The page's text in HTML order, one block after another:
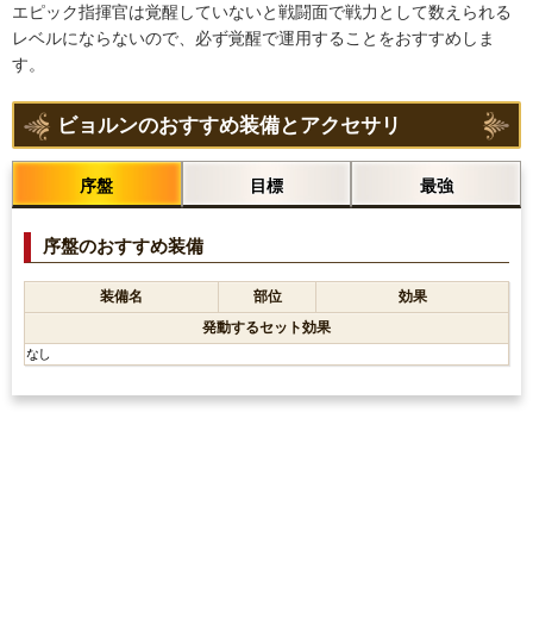
エピック指揮官は覚醒していないと戦闘面で戦力として数えられる
レベルにならないので、必ず覚醒で運用することをおすすめしま
す。
ビョルンのおすすめ装備とアクセサリ
序盤 目標 最強
序盤のおすすめ装備
装備名 部位
効果
発動するセット効果
なし